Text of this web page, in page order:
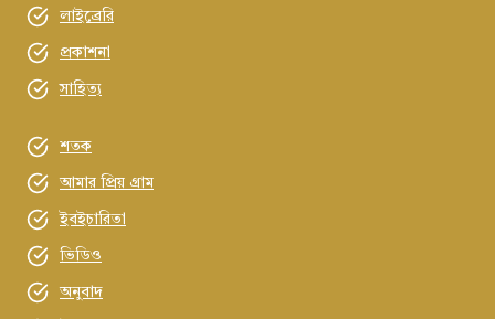
লাইব্রেরি
প্রকাশনা
সাহিত্য
শতক
আমার প্রিয় গ্রাম
ইবইচারিতা
ভিডিও
অনুবাদ